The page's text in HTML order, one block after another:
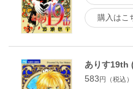
購入はこ
ありす19th
583円（税込）